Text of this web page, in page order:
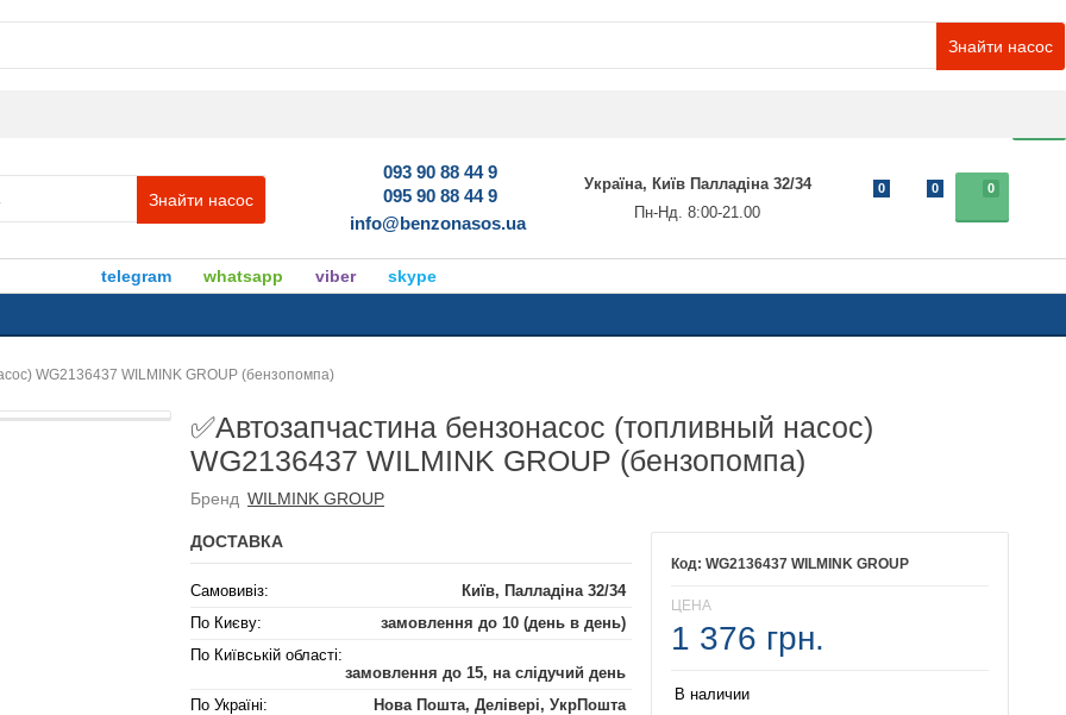
Знайти насос
Знайти насос
093 90 88 44 9
095 90 88 44 9
info@benzonasos.ua
Україна, Київ Палладіна 32/34
Пн-Нд. 8:00-21.00
0
0 0
telegram whatsapp viber
skype
WG2136437 WILMINK GROUP (бензопомпа)
✅Автозапчастина бензонасос (топливный насос)
WG2136437 WILMINK GROUP (бензопомпа)
Бренд WILMINK GROUP
WG2136437 WILMINK GROUP
ЦЕНА
1 376 грн.
В наличии
ДОСТАВКА
Самовивіз:
Київ, Палладіна 32/34
По Києву:
замовлення до 10 (день в день)
По Київській області:
замовлення до 15, на слідучий день
По Україні:
Нова Пошта, Делівері, УкрПошта